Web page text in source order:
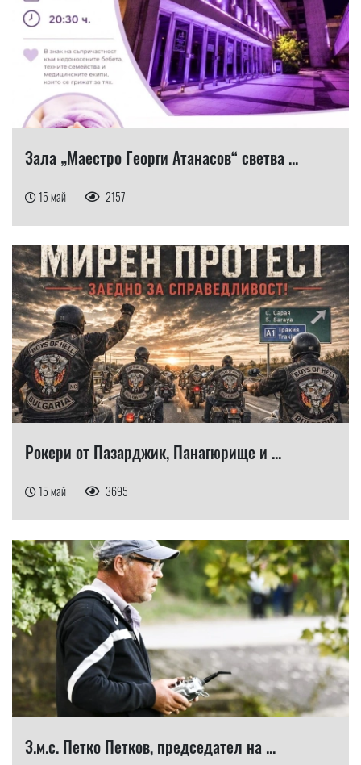
Зала „Маестро Георги Атанасов“ светва ...
15 май 2157
Рокери от Пазарджик, Панагюрище и ...
15 май 3695
З.м.с. Петко Петков, председател на ...